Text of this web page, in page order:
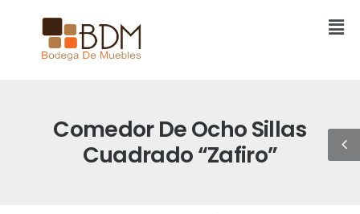
Comedor De Ocho Sillas
Cuadrado “Zafiro”